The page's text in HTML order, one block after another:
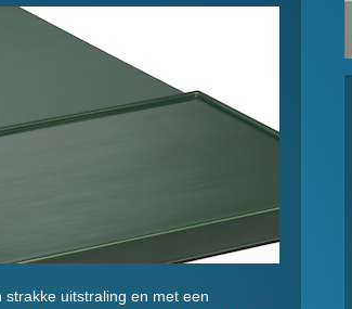
uitstraling en met een